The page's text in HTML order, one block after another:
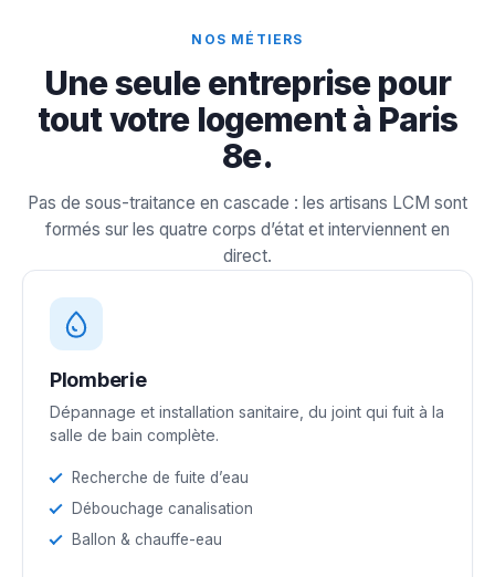
NOS MÉTIERS
Une seule entreprise pour
tout votre logement à Paris
8e.
Pas de sous-traitance en cascade : les artisans LCM sont
formés sur les quatre corps d’état et interviennent en
direct.
Plomberie
Dépannage et installation sanitaire, du joint qui fuit à la
salle de bain complète.
Recherche de fuite d’eau
Débouchage canalisation
Ballon & chauffe-eau